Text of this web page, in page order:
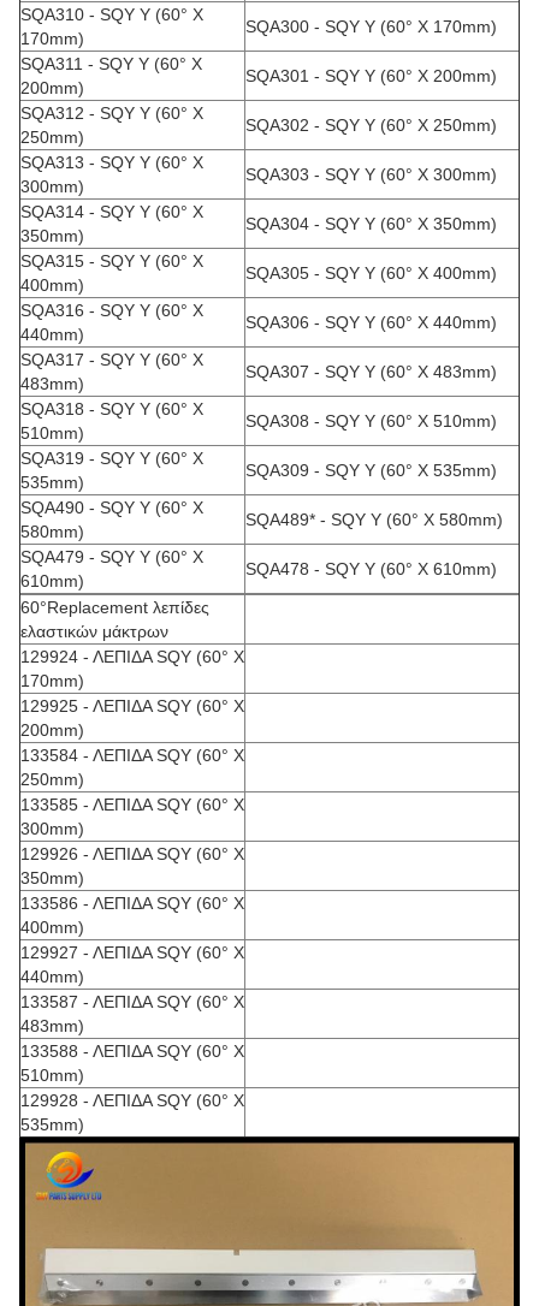
SQA310 - SQY Y (60° Χ
170mm)
SQA300 - SQY Y (60° Χ 170mm)
SQA311 - SQY Y (60° Χ
200mm)
SQA301 - SQY Y (60° Χ 200mm)
SQA312 - SQY Y (60° Χ
250mm)
SQA302 - SQY Y (60° Χ 250mm)
SQA313 - SQY Y (60° Χ
300mm)
SQA303 - SQY Y (60° Χ 300mm)
SQA314 - SQY Y (60° Χ
350mm)
SQA304 - SQY Y (60° Χ 350mm)
SQA315 - SQY Y (60° Χ
400mm)
SQA305 - SQY Y (60° Χ 400mm)
SQA316 - SQY Y (60° Χ
440mm)
SQA306 - SQY Y (60° Χ 440mm)
SQA317 - SQY Y (60° Χ
483mm)
SQA307 - SQY Y (60° Χ 483mm)
SQA318 - SQY Y (60° Χ
510mm)
SQA308 - SQY Y (60° Χ 510mm)
SQA319 - SQY Y (60° Χ
535mm)
SQA309 - SQY Y (60° Χ 535mm)
SQA490 - SQY Y (60° Χ
580mm)
SQA489* - SQY Y (60° Χ 580mm)
SQA479 - SQY Y (60° Χ
610mm)
SQA478 - SQY Y (60° Χ 610mm)
60°Replacement λεπίδες
ελαστικών μάκτρων
129924 - ΛΕΠΙΔΑ SQY (60° Χ
170mm)
129925 - ΛΕΠΙΔΑ SQY (60° Χ
200mm)
133584 - ΛΕΠΙΔΑ SQY (60° Χ
250mm)
133585 - ΛΕΠΙΔΑ SQY (60° Χ
300mm)
129926 - ΛΕΠΙΔΑ SQY (60° Χ
350mm)
133586 - ΛΕΠΙΔΑ SQY (60° Χ
400mm)
129927 - ΛΕΠΙΔΑ SQY (60° Χ
440mm)
133587 - ΛΕΠΙΔΑ SQY (60° Χ
483mm)
133588 - ΛΕΠΙΔΑ SQY (60° Χ
510mm)
129928 - ΛΕΠΙΔΑ SQY (60° Χ
535mm)